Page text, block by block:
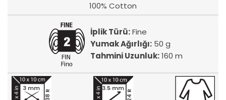
100% Cotton
İplik Türü:Fine
Yumak Ağırlığı:50 g
Tahmini Uzunluk:160 m
38 R
3 mm
24 R
3.5 mm